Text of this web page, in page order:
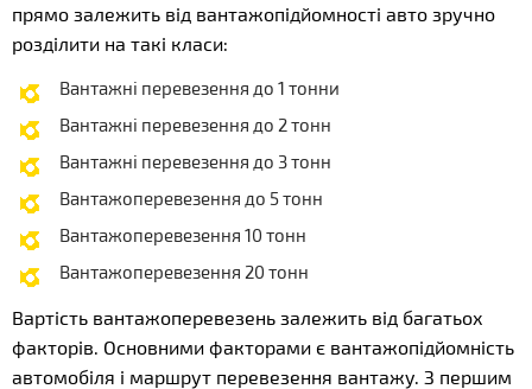
прямо залежить від вантажопідйомності авто зручно
розділити на такі класи:
Вантажні перевезення до 1 тонни
Вантажні перевезення до 2 тонн
Вантажні перевезення до 3 тонн
Вантажоперевезення до 5 тонн
Вантажоперевезення 10 тонн
Вантажоперевезення 20 тонн
Вартість вантажоперевезень залежить від багатьох
факторів. Основними факторами є вантажопідйомність
автомобіля і маршрут перевезення вантажу. З першим